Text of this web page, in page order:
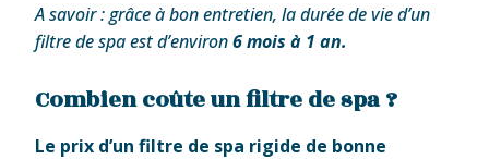
A savoir : grâce à bon entretien, la durée de vie d’un
filtre de spa est d’environ6 mois à 1 an.
Combien coûte un filtre de spa ?
Le prix d’un filtre de spa rigide de bonne